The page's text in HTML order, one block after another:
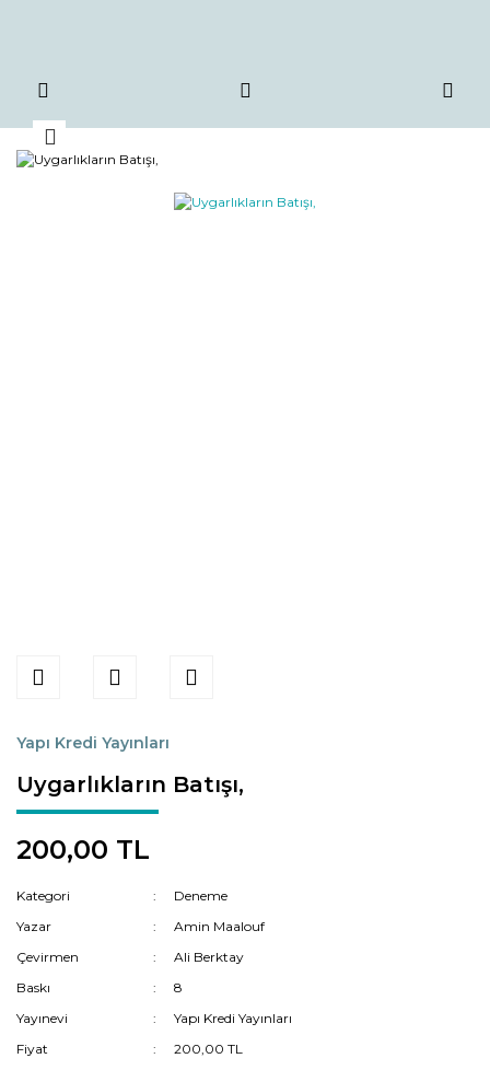
Yapı Kredi Yayınları
Uygarlıkların Batışı,
200,00 TL
Kategori
Deneme
Yazar
Amin Maalouf
Çevirmen
Ali Berktay
Baskı
8
Yayınevi
Yapı Kredi Yayınları
Fiyat
200,00 TL